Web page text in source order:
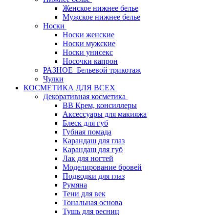
Женское нижнее белье
Мужское нижнее белье
Носки
Носки женские
Носки мужские
Носки унисекс
Носочки капрон
РАЗНОЕ_Бельевой трикотаж
Чулки
КОСМЕТИКА ДЛЯ ВСЕХ
Декоративная косметика
BB Крем, консиллеры
Аксессуары для макияжа
Блеск для губ
Губная помада
Карандаш для глаз
Карандаш для губ
Лак для ногтей
Моделирование бровей
Подводки для глаз
Румяна
Тени для век
Тональная основа
Тушь для ресниц